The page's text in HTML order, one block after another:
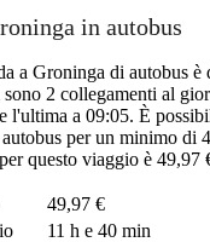
in autobus
a Groninga di autobus è
2 collegamenti al
l'ultima a 09:05. È
per un minimo di
questo viaggio è 49,97
49,97 €
11 h e 40 min